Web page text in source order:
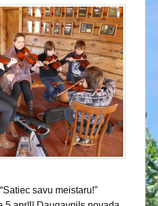
savu meistaru!”